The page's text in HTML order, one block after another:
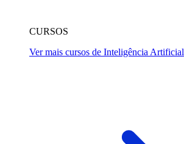
CURSOS
Ver mais cursos de Inteligência Artificial